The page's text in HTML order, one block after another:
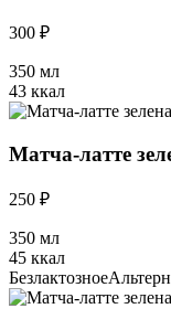
300 ₽
350 мл
43 ккал
Матча-латте
250 ₽
350 мл
45 ккал
Безлактозное